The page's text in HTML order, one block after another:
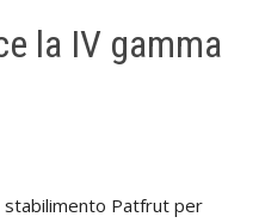
la IV gamma
stabilimento Patfrut per